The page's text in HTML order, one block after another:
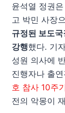
윤석열 정권
고 박민 사장
규정된 보도
강행했다. 기
성원 의사에
진행자나 출
호 참사 10주
전의 악몽이